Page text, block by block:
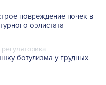
повреждение почек в
орлистата
ботулизма у грудных